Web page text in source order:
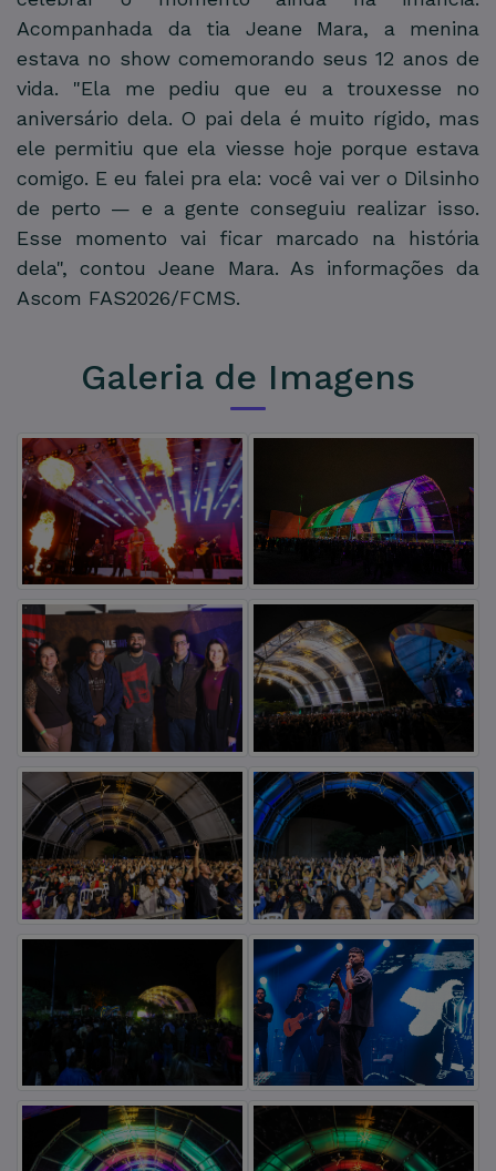
Acompanhada da tia Jeane Mara, a menina
estava no show comemorando seus 12 anos de
vida. "Ela me pediu que eu a trouxesse no
aniversário dela. O pai dela é muito rígido, mas
ele permitiu que ela viesse hoje porque estava
comigo. E eu falei pra ela: você vai ver o Dilsinho
de perto — e a gente conseguiu realizar isso.
Esse momento vai ficar marcado na história
dela", contou Jeane Mara. As informações da
Ascom FAS2026/FCMS.
Galeria de Imagens
experiência em nosso website e para nos ajudar a
compreender quais informações são mais úteis e
Por isso é importante que você aceite a política de uso
de cookies.
Para mais informações acesse nossa política de
privacidade:
Saiba Mais Aceitar e Fechar